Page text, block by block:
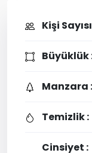
Kişi
Büyüklük
Manzara :
Temizlik :
Cinsiyet :